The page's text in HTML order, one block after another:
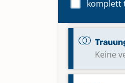
komplett
Keine